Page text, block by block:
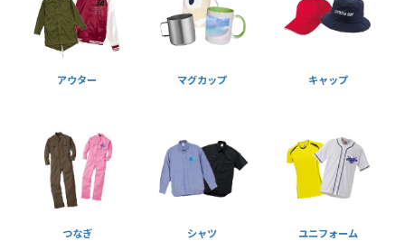
アウター マグカップ キャップ
つなぎ シャツ ユニフォーム